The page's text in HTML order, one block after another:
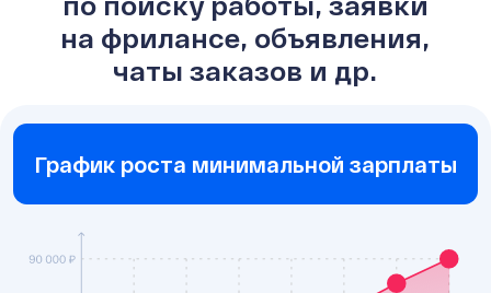
на фрилансе, объявления,
чаты заказов и др.
График роста минимальной зарплаты